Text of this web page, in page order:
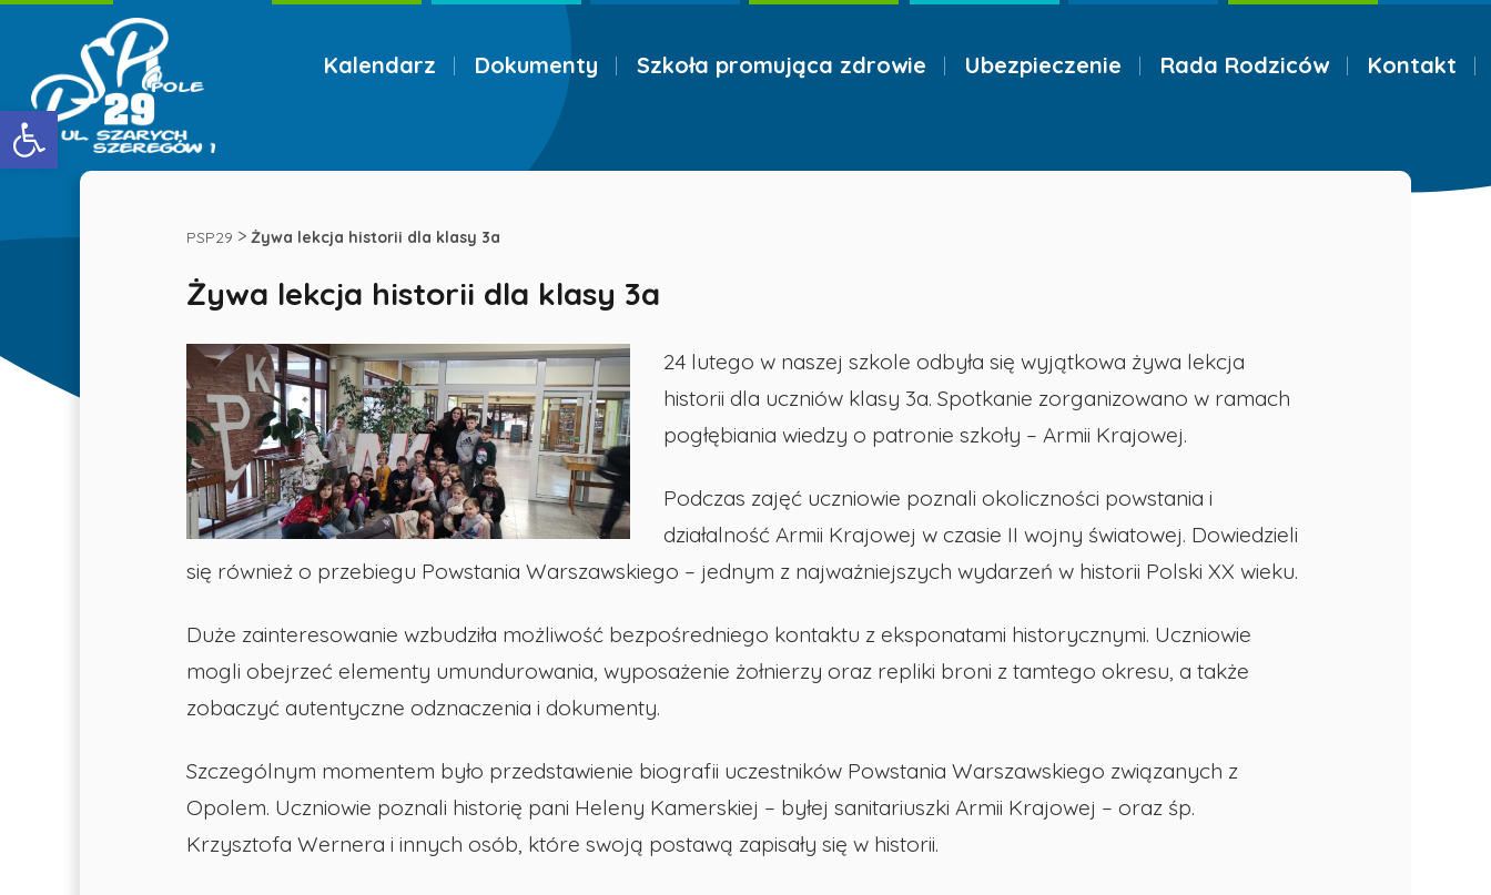
Otwórz pasek narzędzi
Żywa
lekcja
dla
Publiczna
Kalendarz Dokumenty Szkoła promująca zdrowie Ubezpieczenie Rada Rodziców Kontakt
PSP29 > Żywa lekcja historii dla klasy 3a
Żywa lekcja historii dla klasy 3a
24 lutego w naszej szkole odbyła się wyjątkowa żywa lekcja
historii dla uczniów klasy 3a. Spotkanie zorganizowano w ramach
pogłębiania wiedzy o patronie szkoły – Armii Krajowej.
Podczas zajęć uczniowie poznali okoliczności powstania i
działalność Armii Krajowej w czasie II wojny światowej. Dowiedzieli
się również o przebiegu Powstania Warszawskiego – jednym z najważniejszych wydarzeń w historii Polski XX wieku.
Duże zainteresowanie wzbudziła możliwość bezpośredniego kontaktu z eksponatami historycznymi. Uczniowie
mogli obejrzeć elementy umundurowania, wyposażenie żołnierzy oraz repliki broni z tamtego okresu, a także
zobaczyć autentyczne odznaczenia i dokumenty.
Szczególnym momentem było przedstawienie biografii uczestników Powstania Warszawskiego związanych z
Opolem. Uczniowie poznali historię pani Heleny Kamerskiej – byłej sanitariuszki Armii Krajowej – oraz śp.
Krzysztofa Wernera i innych osób, które swoją postawą zapisały się w historii.